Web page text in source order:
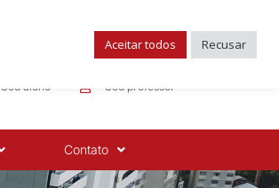
Sou aluno Sou professor
Contato
Aceitar todos Recusar